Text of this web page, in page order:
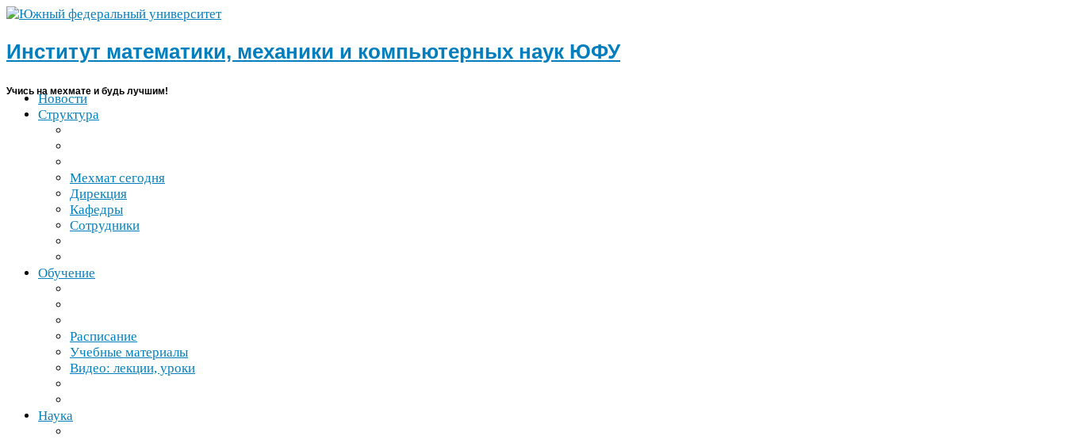
Институт математики, механики и компьютерных наук ЮФУ
Учись на мехмате и будь лучшим!
Новости
Структура
Мехмат сегодня
Дирекция
Кафедры
Сотрудники
Обучение
Расписание
Учебные материалы
Видео: лекции, уроки
Наука